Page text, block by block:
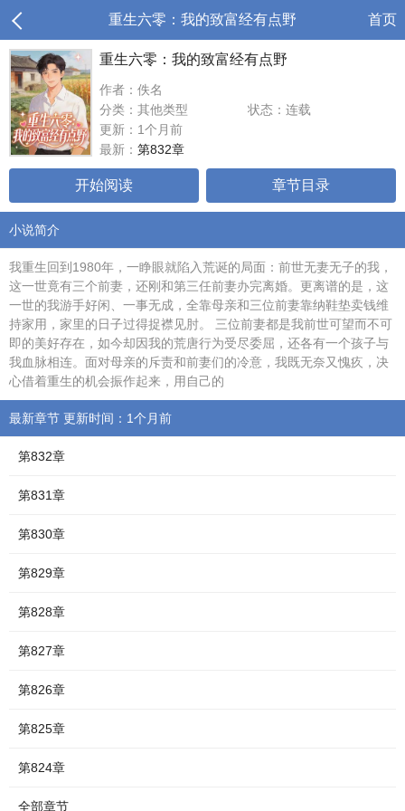
重生六零：我的致富经有点野 首页
重生六零：我的致富经有点野
作者：佚名
分类：其他类型
状态：连载
更新：1个月前
最新： 第832章
开始阅读 章节目录
小说简介
我重生回到1980年，一睁眼就陷入荒诞的局面：前世无妻无子的我，
这一世竟有三个前妻，还刚和第三任前妻办完离婚。更离谱的是，这
一世的我游手好闲、一事无成，全靠母亲和三位前妻靠纳鞋垫卖钱维
持家用，家里的日子过得捉襟见肘。 三位前妻都是我前世可望而不可
即的美好存在，如今却因我的荒唐行为受尽委屈，还各有一个孩子与
我血脉相连。面对母亲的斥责和前妻们的冷意，我既无奈又愧疚，决
心借着重生的机会振作起来，用自己的
最新章节 更新时间：1个月前
第832章
第831章
第830章
第829章
第828章
第827章
第826章
第825章
第824章
全部章节